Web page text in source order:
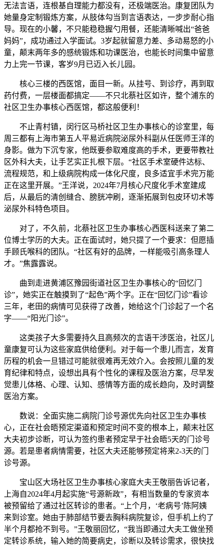
无法言语，连根基自理能力都没有，还极端医治。康复团队为
她量身定制锻炼方案，从肢体勾当到言语表达，一步步耐心指
导。现在的小馨，不只能稳稳握勺用餐，还能清晰喊出“爸爸
妈妈”，成功通过入学面试。3岁起就留意力差、多动易怒的小
童，颠末两年多的感统锻炼和功课医治，也能长时间集中留意
力上完一节课，客岁9月已迈入长儿园。
核心三楼的西医馆，面目一新。从挂号、到诊疗，再到取
药付费，一层楼面都搞定——不只北蔡社区如许，整个浦东的
社区卫生办事核心西医馆，都这般便利！
不止青村镇，闵行区马桥社区卫生办事核心的诊室里，每
周三都有上海市第五人平易近病院泌尿外科副从任医师王洋的
身影。做为下沉专家，他既要参取难度高的手术，更要带教社
区外科大夫，让手艺实正扎根下层。“社区手术室硬件达标、
流程规范，和上级病院构成一体化尺度，良多适宜手术完万能
正在这里开展。”王洋说，2024年7月核心尺度化手术室建成
后，从最后的清创缝合、膀胱冲刷，逐渐拓展到包皮环切术等
泌尿外科特色项目。
对了，不久前，北蔡社区卫生办事核心西医科送来了第二
位博士学历的大夫。正在面试时，她只提了一个要求：但愿插
手顾氏喉科的团队。“社区有好的品牌，一样能吸引高条理人
才。”焦露露说。
曲到走进黄浦区豫园街道社区卫生办事核心的“回忆门
诊”，她实正在触摸到了“起色”两个字。正在“回忆门诊”看诊
三年，老田的病情可见获得了改善，她给这个门诊起了一个名
字——“阳光门诊”。
这类孩子大多需要持久且高频次的言语干涉医治，社区儿
童康复可认为这些家庭供给便利。对于每一个患儿而言，发育
历程的机会一旦错过可能就很难再无效介入。会按照儿童的发
育纪律和特点，设想出具有个性化的课程及医治方案，尽早发
觉患儿体格、心理、认知、感情等方面的成长趋向，及时调整
医治方案。
数说：全面实施二病院门诊号源优先向社区卫生办事核
心，正在社会晤预定渠道和预定时间不变的根本上，颠末社区
大夫初步诊断，可认为签约患者预定早于社会晤5天的门诊号
源。若是患者病情需要，社区大夫还能够预定将来2-3天的门
诊号源。
宝山区大场社区卫生办事核心家庭大夫王敬丽告诉记者，
上海自2024年4月起实施“号源新政”，有相当数量的专家资本
被预留给了通过社区转诊的患者。“上个月，‘老病号’陈阿姨
来到诊室。她由于肺部结节要去胸科病院复诊，但手机上约了
半个月都抢不到号。”王敬丽回忆，“我当即通过大夫工做坐预
定转诊系统，输入她的简要病史，诊断以及转诊需求，很快找